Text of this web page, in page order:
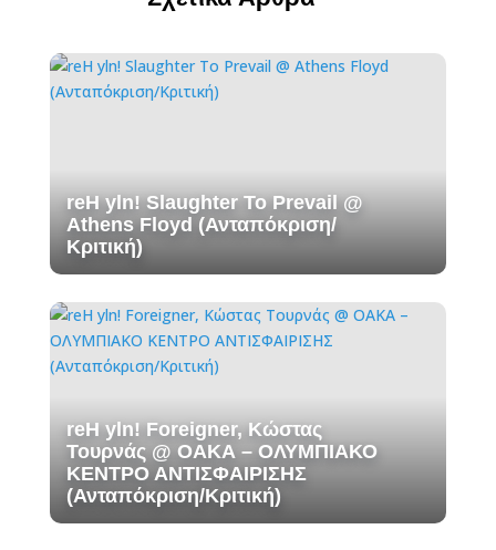
reH yln! Slaughter To Prevail @
Athens Floyd (Ανταπόκριση/
Κριτική)
reH yln! Foreigner, Κώστας
Τουρνάς @ ΟΑΚΑ – ΟΛΥΜΠΙΑΚΟ
ΚΕΝΤΡΟ ΑΝΤΙΣΦΑΙΡΙΣΗΣ
(Ανταπόκριση/Κριτική)